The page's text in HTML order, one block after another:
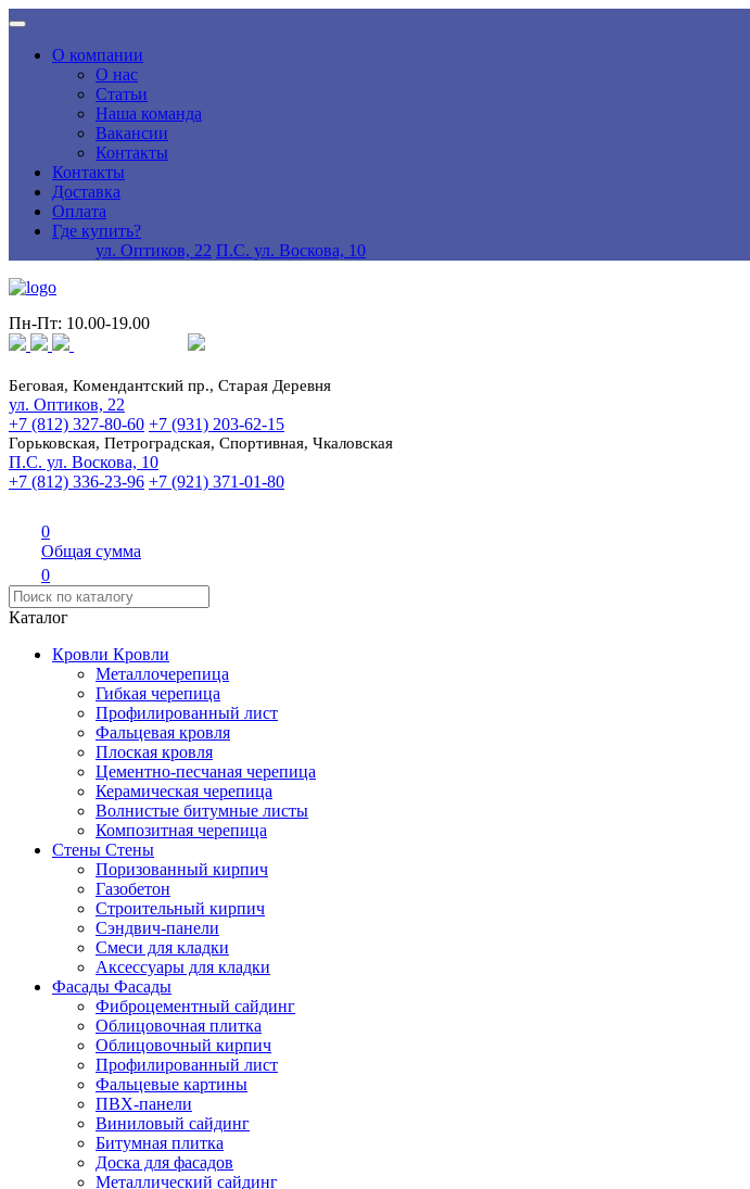
О компании
О нас
Статьи
Наша команда
Вакансии
Контакты
Контакты
Доставка
Оплата
Где купить?
ул. Оптиков, 22 П.С. ул. Воскова, 10
Пн-Пт: 10.00-19.00
Беговая, Комендантский пр., Старая Деревня
ул. Оптиков, 22
+7 (812) 327-80-60 +7 (931) 203-62-15
Горьковская, Петроградская, Спортивная, Чкаловская
П.С. ул. Воскова, 10
+7 (812) 336-23-96 +7 (921) 371-01-80
0
Общая сумма
0
Каталог
Кровли Кровли
Металлочерепица
Гибкая черепица
Профилированный лист
Фальцевая кровля
Плоская кровля
Цементно-песчаная черепица
Керамическая черепица
Волнистые битумные листы
Композитная черепица
Стены Стены
Поризованный кирпич
Газобетон
Строительный кирпич
Сэндвич-панели
Смеси для кладки
Аксессуары для кладки
Фасады Фасады
Фиброцементный сайдинг
Облицовочная плитка
Облицовочный кирпич
Профилированный лист
Фальцевые картины
ПВХ-панели
Виниловый сайдинг
Битумная плитка
Доска для фасадов
Металлический сайдинг